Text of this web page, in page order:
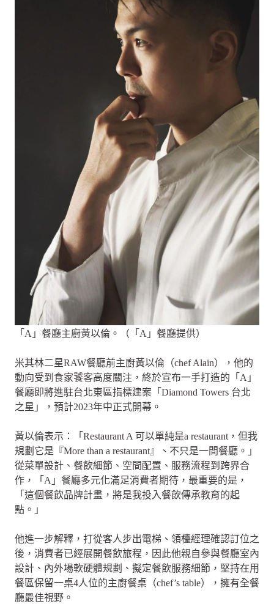
「A」餐廳主廚黃以倫。（「A」餐廳提供）
米其林二星RAW餐廳前主廚黃以倫（chef Alain），他的
動向受到食家饕客高度關注，終於宣布一手打造的「A」
餐廳即將進駐台北東區指標建案「Diamond Towers 台北
之星」，預計2023年中正式開幕。
黃以倫表示：「Restaurant A 可以單純是a restaurant，但我
規劃它是『More than a restaurant』、不只是一間餐廳。」
從菜單設計、餐飲細節、空間配置、服務流程到跨界合
作，「A」餐廳多元化滿足消費者期待，最重要的是，
「這個餐飲品牌計畫，將是我投入餐飲傳承教育的起
點。」
他進一步解釋，打從客人步出電梯、領檯經理確認訂位之
後，消費者已經展開餐飲旅程，因此他親自參與餐廳室內
設計、內外場軟硬體規劃、擬定餐飲服務細節，堅持在用
餐區保留一桌4人位的主廚餐桌（chef’s table），擁有全餐
廳最佳視野。